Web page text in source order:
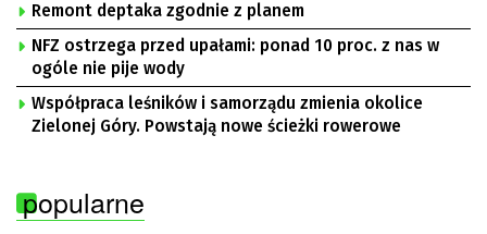
Remont deptaka zgodnie z planem
NFZ ostrzega przed upałami: ponad 10 proc. z nas w
ogóle nie pije wody
Współpraca leśników i samorządu zmienia okolice
Zielonej Góry. Powstają nowe ścieżki rowerowe
popularne